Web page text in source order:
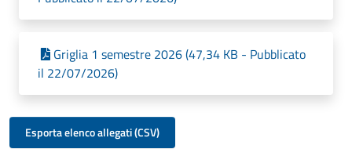
Griglia 1 semestre 2026 (47,34 KB - Pubblicato
il 22/07/2026)
Esporta elenco allegati (CSV)